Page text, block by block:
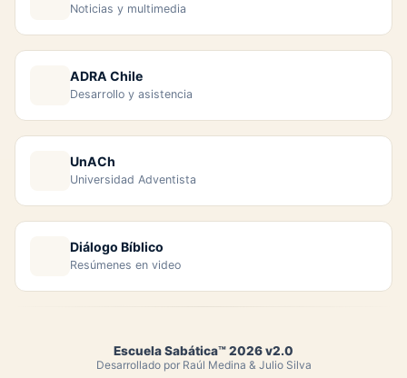
Noticias y multimedia
ADRA Chile
Desarrollo y asistencia
UnACh
Universidad Adventista
Diálogo Bíblico
Resúmenes en video
Escuela Sabática™ 2026 v2.0
Desarrollado por Raúl Medina & Julio Silva